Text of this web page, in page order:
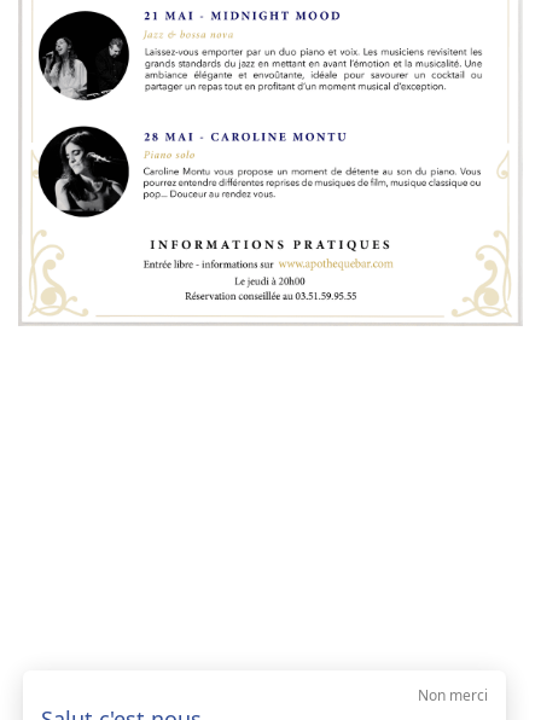
Non merci